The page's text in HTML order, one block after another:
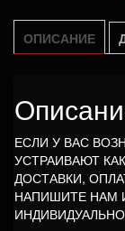
T612-
22
ОПИСАНИЕ
ЕСЛИ У ВАС
УСТРАИВАЮТ
ДОСТАВКИ,
НАПИШИТЕ НАМ